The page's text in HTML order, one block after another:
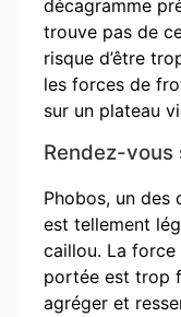
décagramme
trouve pas de
risque d’être
les forces de
sur un plateau
Rendez-vous
Phobos, un des
est tellement
caillou. La force
portée est trop
agréger et